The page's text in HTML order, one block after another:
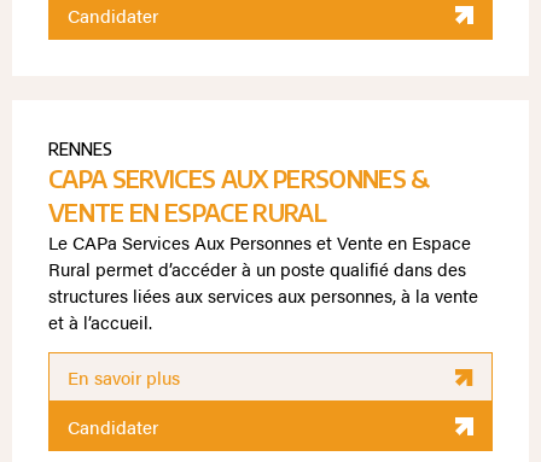
Candidater
RENNES
CAPA SERVICES AUX PERSONNES &
VENTE EN ESPACE RURAL
Le CAPa Services Aux Personnes et Vente en Espace
Rural permet d’accéder à un poste qualifié dans des
structures liées aux services aux personnes, à la vente
et à l’accueil.
En savoir plus
Candidater